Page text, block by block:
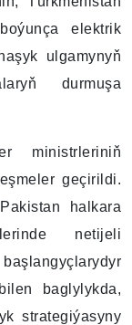
elektrik
ulgamynyň
durmuşa
ministrleriniň
geçirildi.
halkara
netijeli
baglylykda,
strategiýasyny